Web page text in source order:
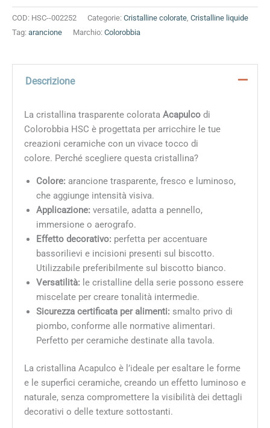
COD: HSC--002252 Categorie: Cristalline colorate, Cristalline liquide
Tag: arancione Marchio: Colorobbia
Descrizione
La cristallina trasparente colorata Acapulcodi
Colorobbia HSC è progettata per arricchire le tue
creazioni ceramiche con un vivace tocco di
colore. Perché scegliere questa cristallina?
Colore: arancione trasparente, fresco e luminoso,
che aggiunge intensità visiva.
Applicazione: versatile, adatta a pennello,
immersione o aerografo.
Effetto decorativo: perfetta per accentuare
bassorilievi e incisioni presenti sul biscotto.
Utilizzabile preferibilmente sul biscotto bianco.
Versatilità: le cristalline della serie possono essere
miscelate per creare tonalità intermedie.
Sicurezza certificata per alimenti: smalto privo di
piombo, conforme alle normative alimentari.
Perfetto per ceramiche destinate alla tavola.
La cristallina Acapulco è l’ideale per esaltare le forme
e le superfici ceramiche, creando un effetto luminoso e
naturale, senza compromettere la visibilità dei dettagli
decorativi o delle texture sottostanti.